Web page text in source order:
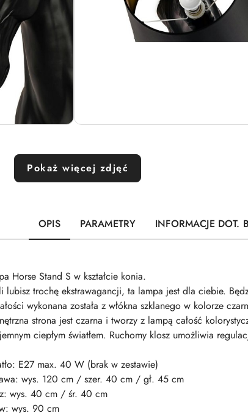
Pokaż więcej zdjęć
OPIS PARAMETRY INFORMACJE DOT.
Horse Stand S w kształcie konia.
lubisz trochę ekstrawagancji, ta lampa jest dla ciebie.
wykonana została z włókna szklanego w kolorze
strona jest czarna i tworzy z lampą całość
ciepłym światłem. Ruchomy klosz umożliwia
E27 max. 40 W (brak w zestawie)
wys. 120 cm / szer. 40 cm / gł. 45 cm
wys. 40 cm / śr. 40 cm
wys. 90 cm